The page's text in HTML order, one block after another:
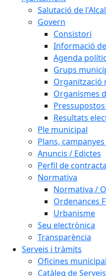
Salutació de
Govern
Consistori
Informació
Agenda
Grups
Organització
Organismes
Resultats
Ple municipal
Plans,
Anuncis / Edictes
Perfil de
Normativa
Normativa /
Ordenances
Urbanisme
Seu electrònica
Transparència
Serveis i tràmits
Oficines
Catàleg de Serveis